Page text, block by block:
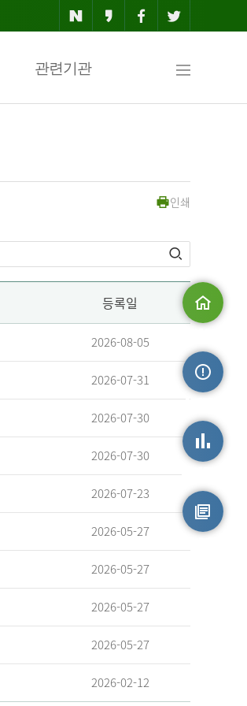
관련기관
맵
인쇄
등록일
2026-08-05
2026-07-31
2026-07-30
2026-07-30
2026-07-23
2026-05-27
2026-05-27
2026-05-27
2026-05-27
2026-02-12
손상정보